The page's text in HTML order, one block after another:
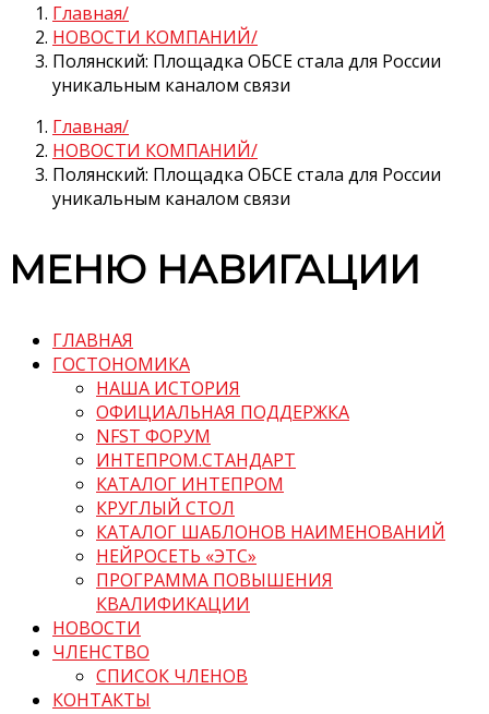
Главная
НОВОСТИ КОМПАНИЙ
Полянский: Площадка ОБСЕ стала для России
уникальным каналом связи
Главная
НОВОСТИ КОМПАНИЙ
Полянский: Площадка ОБСЕ стала для России
уникальным каналом связи
МЕНЮ НАВИГАЦИИ
ГЛАВНАЯ
ГОСТОНОМИКА
НАША ИСТОРИЯ
ОФИЦИАЛЬНАЯ ПОДДЕРЖКА
NFST ФОРУМ
ИНТЕПРОМ.СТАНДАРТ
КАТАЛОГ ИНТЕПРОМ
КРУГЛЫЙ СТОЛ
КАТАЛОГ ШАБЛОНОВ НАИМЕНОВАНИЙ
НЕЙРОСЕТЬ «ЭТС»
ПРОГРАММА ПОВЫШЕНИЯ
КВАЛИФИКАЦИИ
НОВОСТИ
ЧЛЕНСТВО
СПИСОК ЧЛЕНОВ
КОНТАКТЫ